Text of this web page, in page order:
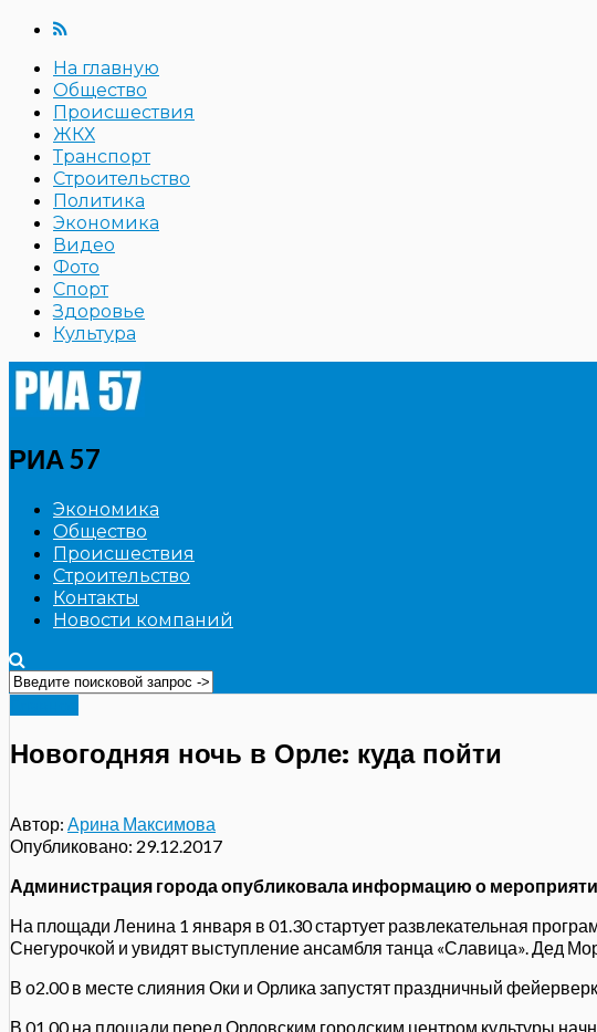
На главную
Общество
Происшествия
ЖКХ
Транспорт
Строительство
Политика
Экономика
Видео
Фото
Спорт
Здоровье
Культура
РИА 57
Экономика
Общество
Происшествия
Строительство
Контакты
Новости компаний
Новогодняя ночь в Орле: куда пойти
Автор: Арина Максимова
Опубликовано: 29.12.2017
Администрация города опубликовала информацию о
На площади Ленина 1 января в 01.30 стартует развлекательная
Снегурочкой и увидят выступление ансамбля танца «Славица». Дед
В о2.00 в месте слияния Оки и Орлика запустят праздничный фейерверк.
В 01.00 на площади перед Орловским городским центром культуры